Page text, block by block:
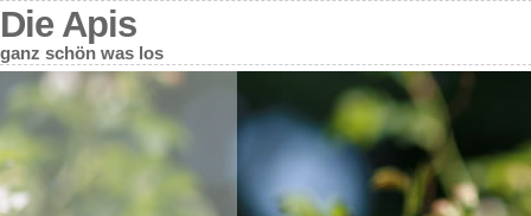
Die Apis
ganz schön was los